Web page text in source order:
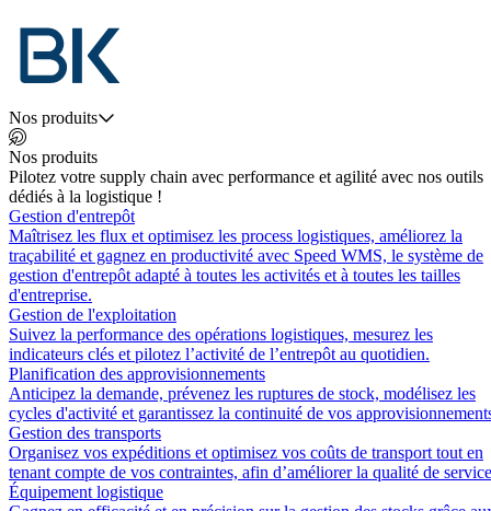
Nos produits
Nos produits
Pilotez votre supply chain avec performance et agilité avec nos outils
dédiés à la logistique !
Gestion d'entrepôt
Maîtrisez les flux et optimisez les process logistiques, améliorez la
traçabilité et gagnez en productivité avec Speed WMS, le système de
gestion d'entrepôt adapté à toutes les activités et à toutes les tailles
d'entreprise.
Gestion de l'exploitation
Suivez la performance des opérations logistiques, mesurez les
indicateurs clés et pilotez l’activité de l’entrepôt au quotidien.
Planification des approvisionnements
Anticipez la demande, prévenez les ruptures de stock, modélisez les
cycles d'activité et garantissez la continuité de vos
Gestion des transports
Organisez vos expéditions et optimisez vos coûts de transport tout en
tenant compte de vos contraintes, afin d’améliorer la qualité de
Équipement logistique